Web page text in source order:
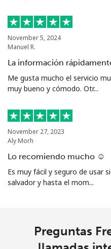
November 5, 2024
Manuel R.
La información
Me gusta mucho el servicio
muy bueno y cómodo. Otr...
November 27, 2023
Aly Morh
Lo recomiendo mucho ☺️
Es muy fácil y seguro de usar
salvador y hasta el mom...
Preguntas